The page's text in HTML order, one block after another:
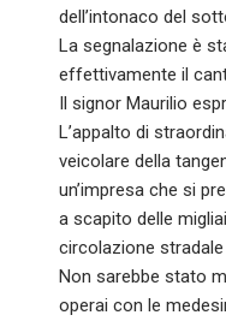
dell’intonaco del
La segnalazione è
effettivamente il
Il signor Maurilio
L’appalto di
veicolare della
un’impresa che si
a scapito delle
circolazione
Non sarebbe stato
operai con le